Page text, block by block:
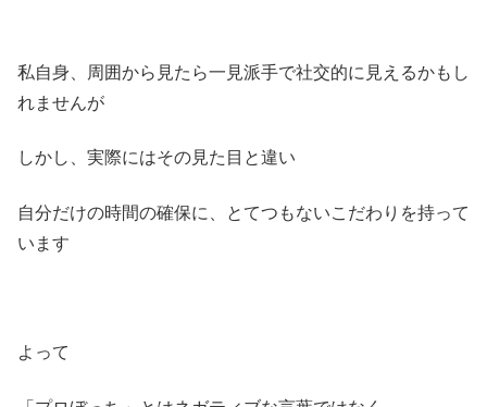
私自身、周囲から見たら一見派手で社交的に見えるかもし
れませんが
しかし、実際にはその見た目と違い
自分だけの時間の確保に、とてつもないこだわりを持って
います
よって